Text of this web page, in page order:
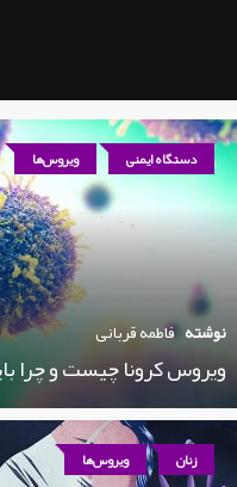
دستگاه ایمنی ویروس‌ها
نوشته فاطمه قربانی
ویروس کرونا چیست و چرا
زنان ویروس‌ها